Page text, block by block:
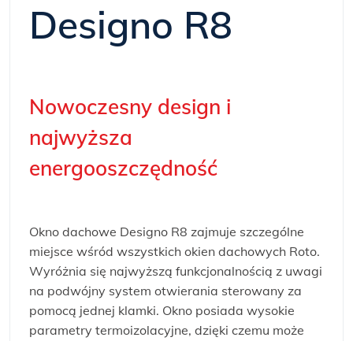
Designo R8
Nowoczesny design i
najwyższa
energooszczędność
Okno dachowe Designo R8 zajmuje szczególne
miejsce wśród wszystkich okien dachowych Roto.
Wyróżnia się najwyższą funkcjonalnością z uwagi
na podwójny system otwierania sterowany za
pomocą jednej klamki. Okno posiada wysokie
parametry termoizolacyjne, dzięki czemu może